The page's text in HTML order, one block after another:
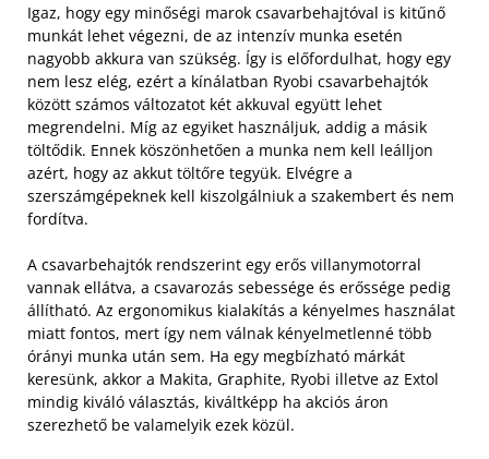
Igaz, hogy egy minőségi marok csavarbehajtóval is kitűnő
munkát lehet végezni, de az intenzív munka esetén
nagyobb akkura van szükség. Így is előfordulhat, hogy egy
nem lesz elég, ezért a kínálatban Ryobi csavarbehajtók
között számos változatot két akkuval együtt lehet
megrendelni. Míg az egyiket használjuk, addig a másik
töltődik. Ennek köszönhetően a munka nem kell leálljon
azért, hogy az akkut töltőre tegyük. Elvégre a
szerszámgépeknek kell kiszolgálniuk a szakembert és nem
fordítva.
A csavarbehajtók rendszerint egy erős villanymotorral
vannak ellátva, a csavarozás sebessége és erőssége pedig
állítható. Az ergonomikus kialakítás a kényelmes használat
miatt fontos, mert így nem válnak kényelmetlenné több
órányi munka után sem. Ha egy megbízható márkát
keresünk, akkor a Makita, Graphite, Ryobi illetve az Extol
mindig kiváló választás, kiváltképp ha akciós áron
szerezhető be valamelyik ezek közül.